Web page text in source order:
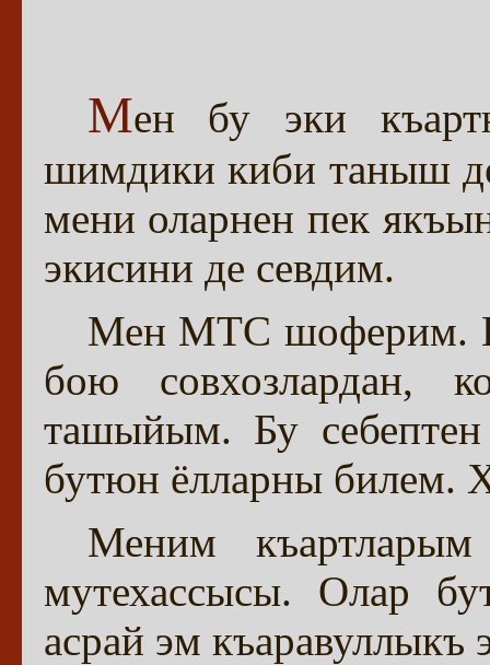
Мен бу эки
шимдики киби таныш
мени оларнен пек
экисини де севдим.
Мен МТС шоферим.
бою совхозлардан,
ташыйым. Бу
бутюн ёлларны билем.
Меним
мутехассысы. Олар
асрай эм къаравуллыкъ